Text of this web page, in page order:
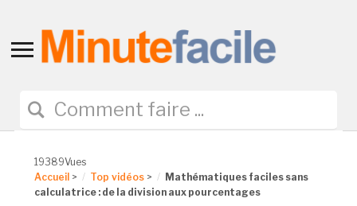
Toggle
navigation
19389Vues
Accueil > Top vidéos >
Mathématiques faciles sans
calculatrice : de la division aux pourcentages